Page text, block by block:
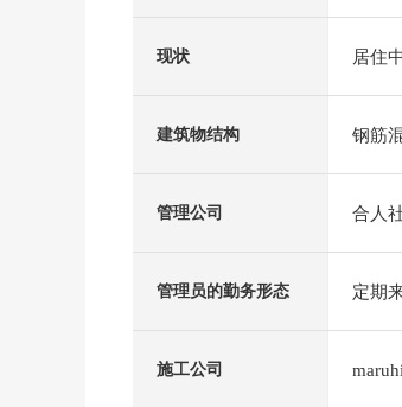
现状 居住中
建筑物结构 钢筋
管理公司 合人
管理员的勤务形态 定期
施工公司